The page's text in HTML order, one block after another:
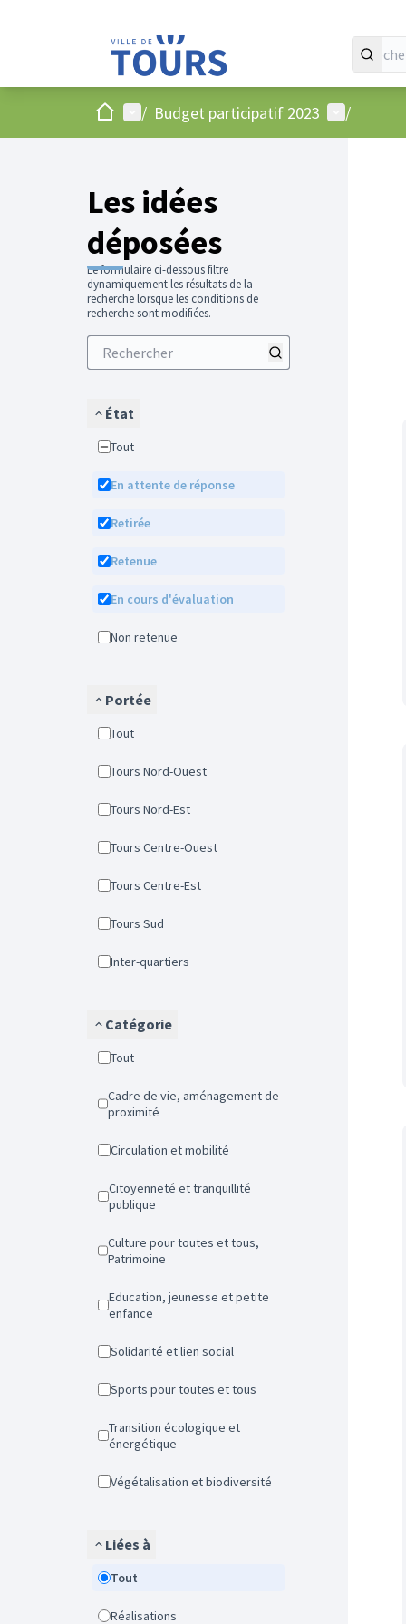
AccueilMenu principal
/ Budget participatif 2023 Menu
/
Les idées
déposées
Le formulaire ci-dessous filtre
dynamiquement les résultats de la
recherche lorsque les conditions de
recherche sont modifiées.
État
Tout
En attente de réponse
Retirée
Retenue
En cours d'évaluation
Non retenue
Portée
Tout
Tours Nord-Ouest
Tours Nord-Est
Tours Centre-Ouest
Tours Centre-Est
Tours Sud
Inter-quartiers
Catégorie
Tout
Cadre de vie, aménagement de
proximité
Circulation et mobilité
Citoyenneté et tranquillité
publique
Culture pour toutes et tous,
Patrimoine
Education, jeunesse et petite
enfance
Solidarité et lien social
Sports pour toutes et tous
Transition écologique et
énergétique
Végétalisation et biodiversité
Liées à
Tout
Réalisations